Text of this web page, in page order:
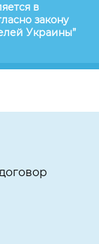
в
закону
Украины”